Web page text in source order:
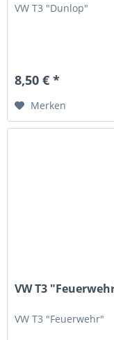
VW T3 "Dunlop"
8,50 € *
Merken
VW T3
VW T3 "Feuerwehr"